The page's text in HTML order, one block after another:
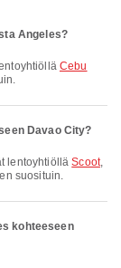
Angeles?
Cebu
Davao City?
lentoyhtiölläScoot,
suosituin.
kohteeseen